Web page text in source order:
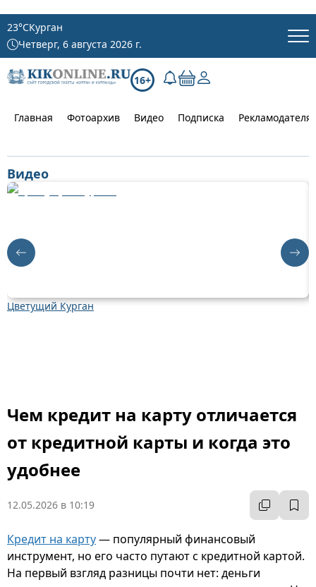
23°CКурган
Четверг, 6 августа 2026 г.
16+
Главная Фотоархив Видео Подписка
Видео
Цветущий Курган
Чем кредит на карту отличается
от кредитной карты и когда это
удобнее
12.05.2026 в 10:19
Кредит на карту— популярный финансовый
инструмент, но его часто путают с кредитной картой.
На первый взгляд разницы почти нет: деньги